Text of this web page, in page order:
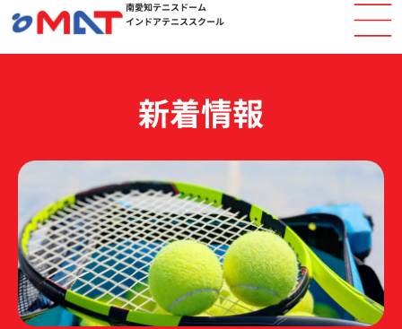
容
を
南愛知テニスドーム
インドアテニススクール
新着情報